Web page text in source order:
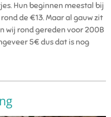
Hun beginnen meestal bij
de €13. Maar al gauw zit
wij rond gereden voor 200B
5€ dus dat is nog